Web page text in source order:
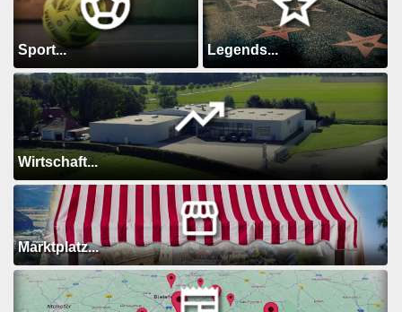
Sport... Legends...
Wirtschaft...
Marktplatz...